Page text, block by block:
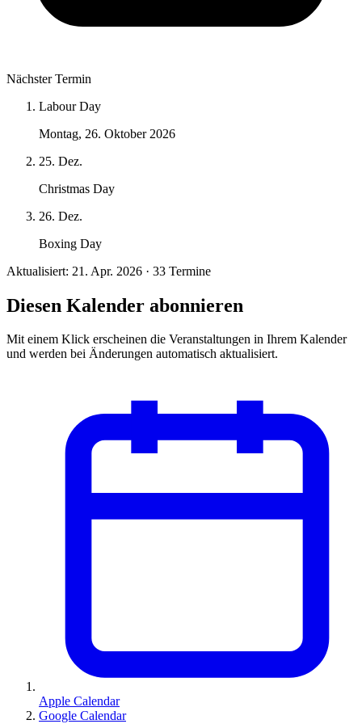
Nächster Termin
Labour Day
Montag, 26. Oktober 2026
25. Dez.
Christmas Day
26. Dez.
Boxing Day
Aktualisiert: 21. Apr. 2026 · 33 Termine
Diesen Kalender abonnieren
Mit einem Klick erscheinen die Veranstaltungen in Ihrem Kalender
und werden bei Änderungen automatisch aktualisiert.
Apple Calendar
Google Calendar